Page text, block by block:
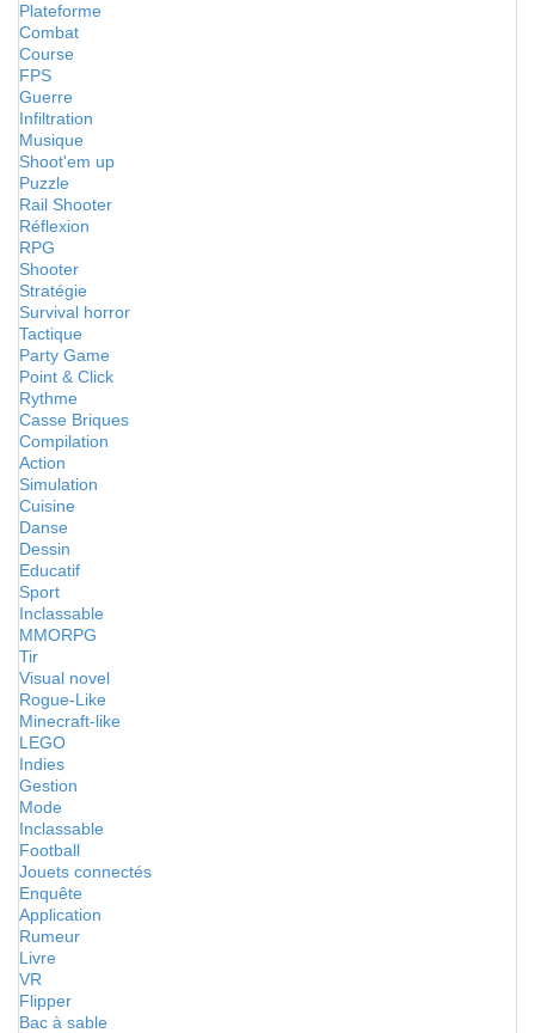
Plateforme
Combat
Course
FPS
Guerre
Infiltration
Musique
Shoot'em up
Puzzle
Rail Shooter
Réflexion
RPG
Shooter
Stratégie
Survival horror
Tactique
Party Game
Point & Click
Rythme
Casse Briques
Compilation
Action
Simulation
Cuisine
Danse
Dessin
Educatif
Sport
Inclassable
MMORPG
Tir
Visual novel
Rogue-Like
Minecraft-like
LEGO
Indies
Gestion
Mode
Inclassable
Football
Jouets connectés
Enquête
Application
Rumeur
Livre
VR
Flipper
Bac à sable